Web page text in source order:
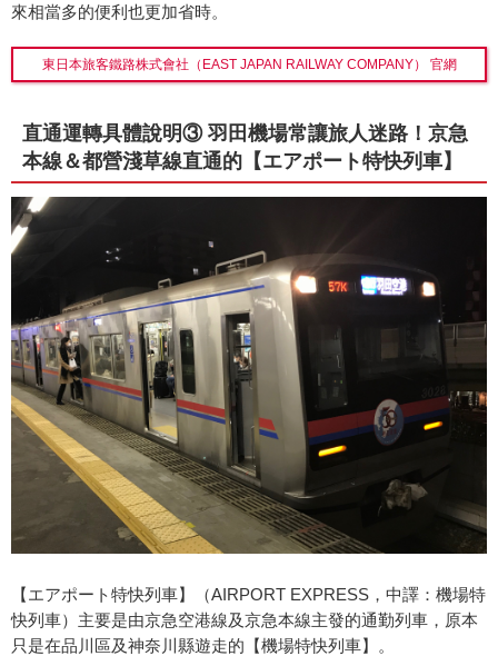
來相當多的便利也更加省時。
東日本旅客鐵路株式會社（EAST JAPAN RAILWAY COMPANY） 官網
直通運轉具體說明③ 羽田機場常讓旅人迷路！京急
本線＆都營淺草線直通的【エアポート特快列車】
【エアポート特快列車】（AIRPORT EXPRESS，中譯：機場特
快列車）主要是由京急空港線及京急本線主發的通勤列車，原本
只是在品川區及神奈川縣遊走的【機場特快列車】。